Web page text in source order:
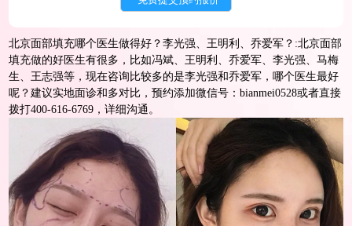
北京面部填充哪个医生做得好？李光强、王明利、乔爱军？:北京面部
填充做的好医生有很多，比如冯斌、王明利、乔爱军、李光强、马梅
生、王志强等，现在咨询比较多的是李光强和乔爱军，哪个医生最好
呢？建议实地面诊和多对比，预约添加微信号：bianmei0528或者直接
拨打400-616-6769，详细沟通。